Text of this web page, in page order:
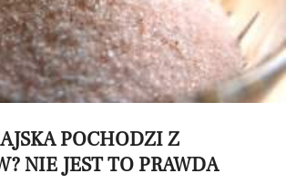
POCHODZI Z
NIE JEST TO PRAWDA